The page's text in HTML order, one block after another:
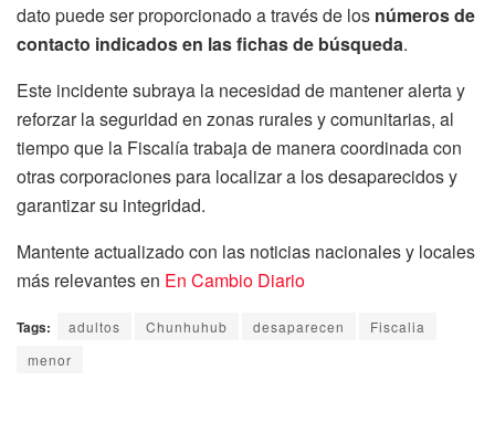
dato puede ser proporcionado a través de los números de
contacto indicados en las fichas de búsqueda.
Este incidente subraya la necesidad de mantener alerta y
reforzar la seguridad en zonas rurales y comunitarias, al
tiempo que la Fiscalía trabaja de manera coordinada con
otras corporaciones para localizar a los desaparecidos y
garantizar su integridad.
Mantente actualizado con las noticias nacionales y locales
más relevantes en En Cambio Diario
Tags: adultos Chunhuhub desaparecen
Fiscalia
menor